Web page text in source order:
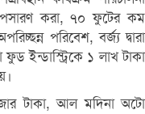
করা, ৭০ ফুটের কম
পরিবেশ, বর্জ্য দ্বারা
ইন্ডাস্ট্রিকে ১ লাখ টাকা
টাকা, আল মদিনা অটো